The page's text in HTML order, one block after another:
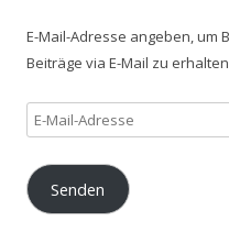
E-Mail-Adresse angeben, um
Beiträge via E-Mail zu
E-
Mail-
Adresse
Senden